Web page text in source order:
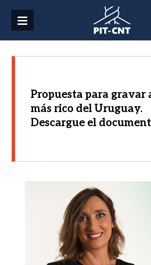
Propuesta para gravar
más rico del Uruguay.
Descargue el